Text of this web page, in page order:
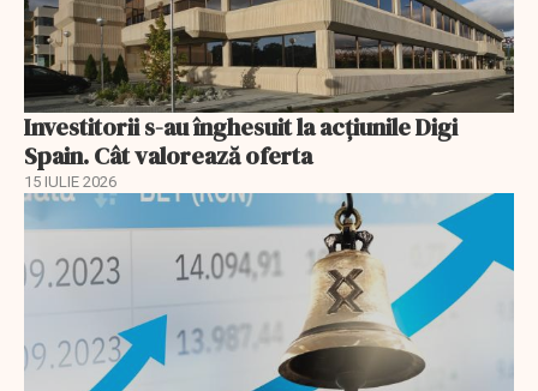
Investitorii s-au înghesuit la acțiunile Digi
Spain. Cât valorează oferta
15 IULIE 2026